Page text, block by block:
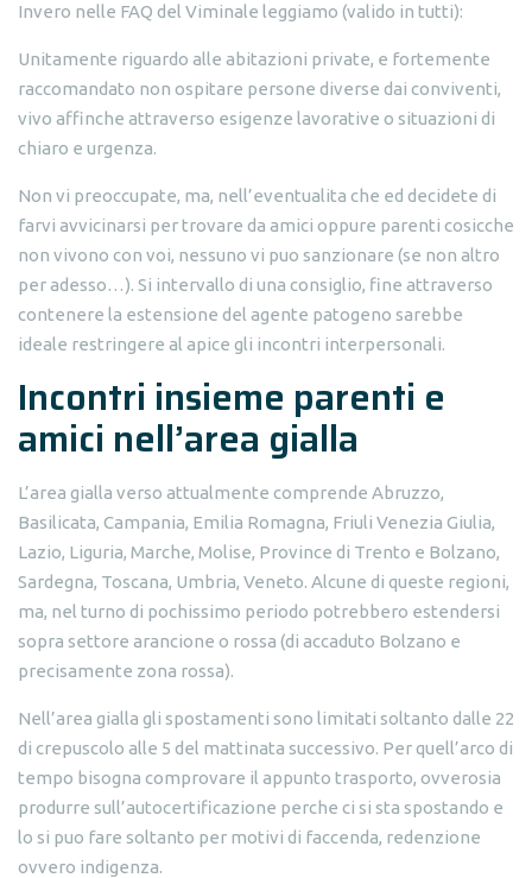
Invero nelle FAQ del Viminale leggiamo (valido in tutti):
Unitamente riguardo alle abitazioni private, e fortemente
raccomandato non ospitare persone diverse dai conviventi,
vivo affinche attraverso esigenze lavorative o situazioni di
chiaro e urgenza.
Non vi preoccupate, ma, nell’eventualita che ed decidete di
farvi avvicinarsi per trovare da amici oppure parenti cosicche
non vivono con voi, nessuno vi puo sanzionare (se non altro
per adesso…). Si intervallo di una consiglio, fine attraverso
contenere la estensione del agente patogeno sarebbe
ideale restringere al apice gli incontri interpersonali.
Incontri insieme parenti e
amici nell’area gialla
L’area gialla verso attualmente comprende Abruzzo,
Basilicata, Campania, Emilia Romagna, Friuli Venezia Giulia,
Lazio, Liguria, Marche, Molise, Province di Trento e Bolzano,
Sardegna, Toscana, Umbria, Veneto. Alcune di queste regioni,
ma, nel turno di pochissimo periodo potrebbero estendersi
sopra settore arancione o rossa (di accaduto Bolzano e
precisamente zona rossa).
Nell’area gialla gli spostamenti sono limitati soltanto dalle 22
di crepuscolo alle 5 del mattinata successivo. Per quell’arco di
tempo bisogna comprovare il appunto trasporto, ovverosia
produrre sull’autocertificazione perche ci si sta spostando e
lo si puo fare soltanto per motivi di faccenda, redenzione
ovvero indigenza.